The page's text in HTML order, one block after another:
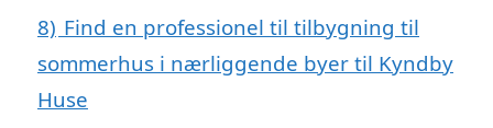
8) Find en professionel til tilbygning til
sommerhus i nærliggende byer til Kyndby
Huse